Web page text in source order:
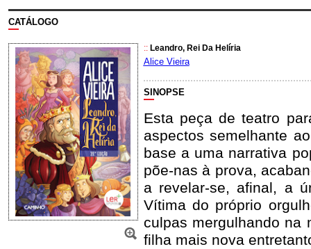
CATÁLOGO
:: Leandro, Rei Da Helíria
Alice Vieira
SINOPSE
Esta peça de teatro
aspectos semelhante
base a uma narrativa
põe-nas à prova,
a revelar-se, afinal, a
Vítima do próprio
culpas mergulhando na
filha mais nova